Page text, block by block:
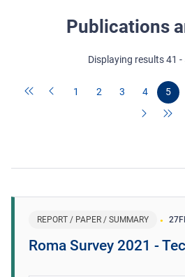
Publications
Displaying results 41 -
1 2 3 4 5
REPORT / PAPER / SUMMARY 27
Roma Survey 2021 -